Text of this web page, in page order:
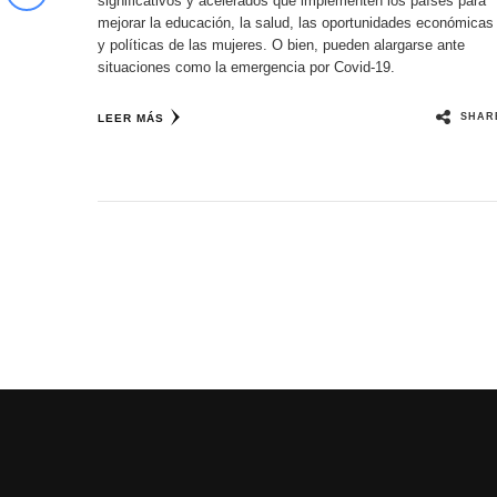
mejorar la educación, la salud, las oportunidades económicas
y políticas de las mujeres. O bien, pueden alargarse ante
situaciones como la emergencia por Covid-19.
LEER MÁS